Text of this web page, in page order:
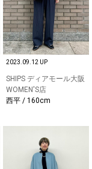
2023.09.12 UP
SHIPS ディアモール大阪
WOMEN'S店
西平 / 160cm